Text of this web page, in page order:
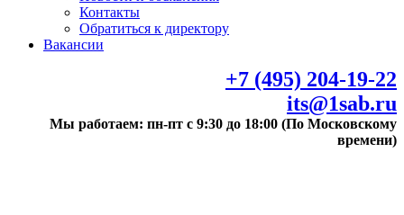
Контакты
Обратиться к директору
Вакансии
+7 (495) 204-19-22
its@1sab.ru
Мы работаем: пн-пт с 9:30 до 18:00 (По Московскому
времени)